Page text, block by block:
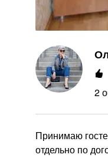
2
Принимаю
отдельно по